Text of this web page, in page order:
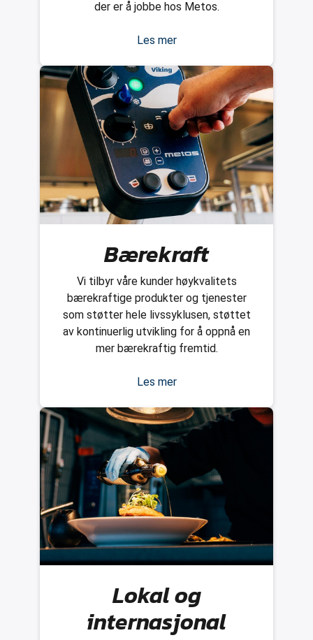
der er å jobbe hos Metos.
Les mer
Bærekraft
Vi tilbyr våre kunder høykvalitets
bærekraftige produkter og tjenester
som støtter hele livssyklusen, støttet
av kontinuerlig utvikling for å oppnå en
mer bærekraftig fremtid.
Les mer
Lokal og
internasjonal